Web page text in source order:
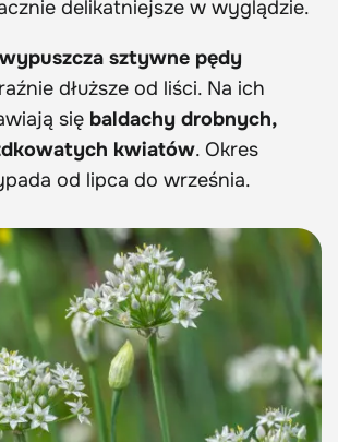
delikatniejsze w wyglądzie.
sztywne pędy
dłuższe od liści. Na ich
się baldachy drobnych,
kwiatów. Okres
od lipca do września.